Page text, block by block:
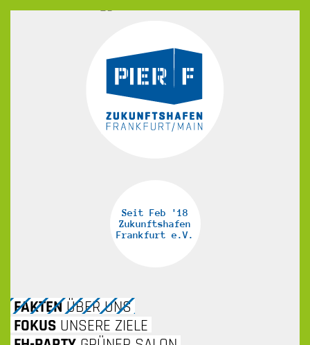
Seit Feb '18
Zukunftshafen
Frankfurt e.V.
ZUM
INHALT
FAKTENÜBER UNS
FOKUS UNSERE ZIELE